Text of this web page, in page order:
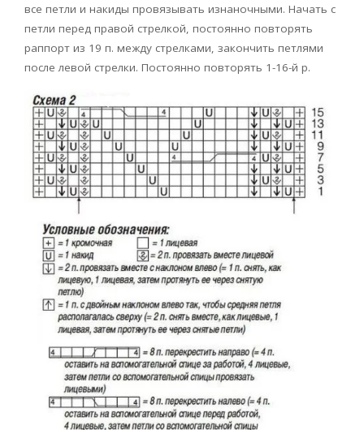
все петли и накиды провязывать изнаночными. Начать с
петли перед правой стрелкой, постоянно повторять
раппорт из 19 п. между стрелками, закончить петлями
после левой стрелки. Постоянно повторять 1-16-й р.